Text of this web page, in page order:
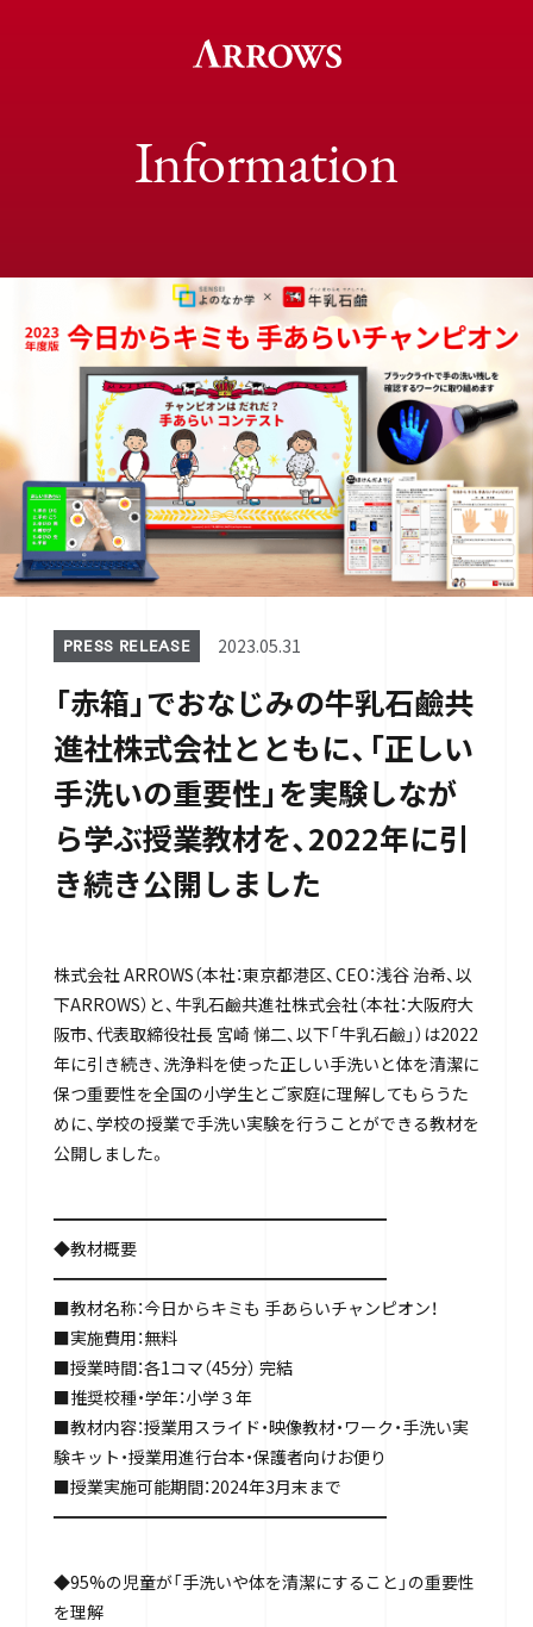
Information
PRESS RELEASE 2023.05.31
「赤箱」でおなじみの牛乳石鹼共
進社株式会社とともに、「正しい
手洗いの重要性」を実験しなが
ら学ぶ授業教材を、2022年に引
き続き公開しました
株式会社 ARROWS（本社：東京都港区、CEO：浅谷 治希、以
下ARROWS）と、牛乳石鹼共進社株式会社（本社：大阪府大
阪市、代表取締役社長 宮崎 悌二、以下「牛乳石鹼」）は2022
年に引き続き、洗浄料を使った正しい手洗いと体を清潔に
保つ重要性を全国の小学生とご家庭に理解してもらうた
めに、学校の授業で手洗い実験を行うことができる教材を
公開しました。
━━━━━━━━━━━━━━━━━━━━
◆教材概要
━━━━━━━━━━━━━━━━━━━━
■教材名称：今日からキミも 手あらいチャンピオン！
■実施費用：無料
■授業時間：各1コマ（45分） 完結
■推奨校種・学年：小学３年
■教材内容：授業用スライド・映像教材・ワーク・手洗い実
験キット・授業用進行台本・保護者向けお便り
■授業実施可能期間：2024年3月末まで
━━━━━━━━━━━━━━━━━━━━
◆95%の児童が「手洗いや体を清潔にすること」の重要性
を理解